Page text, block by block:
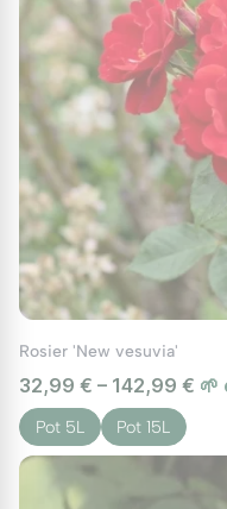
Rosier 'New vesuvia'
32,99 € – 142,99 € 🌱
Pot 5L Pot 15L